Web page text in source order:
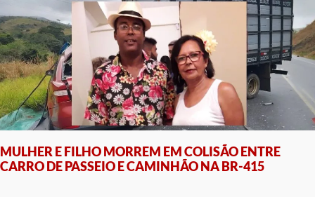
MULHER E FILHO MORREM EM COLISÃO ENTRE
CARRO DE PASSEIO E CAMINHÃO NA BR-415